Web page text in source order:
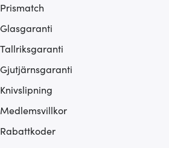
Prismatch
Glasgaranti
Tallriksgaranti
Gjutjärnsgaranti
Knivslipning
Medlemsvillkor
Rabattkoder